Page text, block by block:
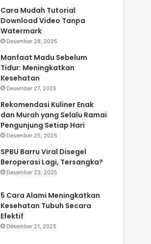
Cara Mudah Tutorial
Download Video Tanpa
Watermark
Desember 28, 2025
Manfaat Madu Sebelum
Tidur: Meningkatkan
Kesehatan
Desember 27, 2025
Rekomendasi Kuliner Enak
dan Murah yang Selalu Ramai
Pengunjung Setiap Hari
Desember 25, 2025
SPBU Barru Viral Disegel
Beroperasi Lagi, Tersangka?
Desember 23, 2025
5 Cara Alami Meningkatkan
Kesehatan Tubuh Secara
Efektif
Desember 21, 2025